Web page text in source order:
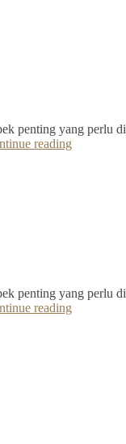
penting yang
reading
penting yang
reading